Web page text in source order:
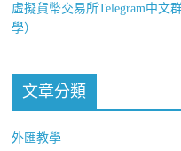
虛擬貨幣交易所Telegram中文
學）
文章分類
外匯教學